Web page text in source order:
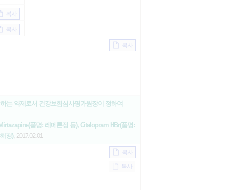
복사
복사
복사
는 약제로서 건강보험심사평가원장이 정하여
품명: 레메론정 등), Citalopram HBr(품명:
정), 2017.02.01
복사
복사